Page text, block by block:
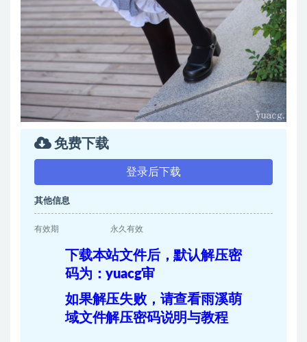
免费下载
登录后下载
其他信息
有效期 永久有效
下载本站文件后，默认解压密
码为：yuacg审
如果解压失败，请查看雨溪萌
域文件解压密码说明与教程